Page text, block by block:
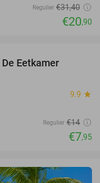
Regulier €31,40
€20,90
Eetkamer
9.9 star
Regulier €14
€7,95